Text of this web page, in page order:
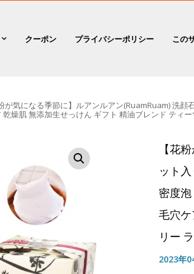
クーポン プライバシーポリシー この
が気になる季節に】ルアンルアン(RuamRuam) 洗
燥肌 無添加生せっけん ギフト 精油ブレンド ティー
【花
ット
密度
毛穴ケ
リー
2023年